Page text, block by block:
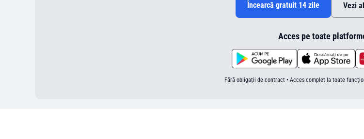
Încearcă gratuit 14 zile Vezi
Acces pe toate
Fără obligații de contract • Acces complet la toate